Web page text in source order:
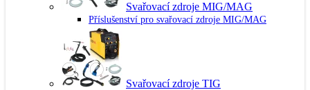
Svařovací zdroje MIG/MAG
Příslušenství pro svařovací zdroje MIG/MAG
Svařovací zdroje TIG